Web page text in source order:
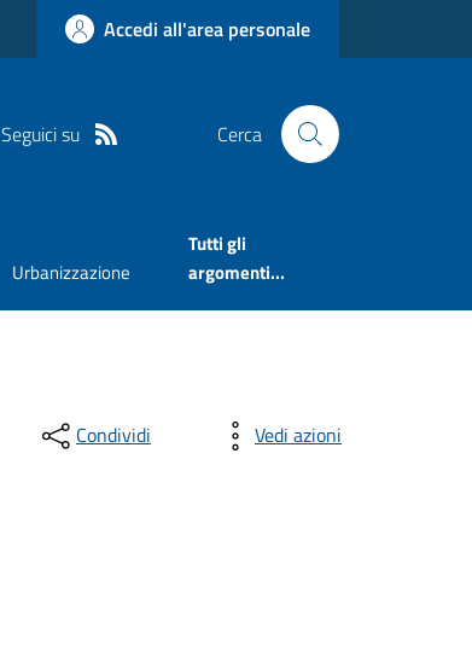
Accedi all'area personale
Seguici su Cerca
Urbanizzazione
Tutti gli
argomenti...
Condividi Vedi azioni